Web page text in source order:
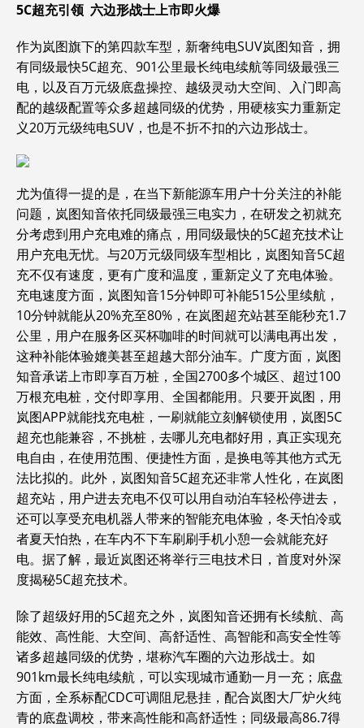
5C超充引领 六边形战士上市即火爆
作为岚图旗下的第四款车型，新奢纯电SUV岚图知音，拥
有同级最快5C超充、901公里最长纯电续航等同级最强三
电，以及百万元级底盘操控、越级灵动大空间、入门即高
配的越级配置等众多超越同级的优势，用硬核实力重新定
义20万元级纯电SUV，也是不折不扣的六边形战士。
尤为值得一提的是，在当下新能源车用户十分关注的补能
问题，岚图知音依托同级最强三电实力，在研发之初就充
分考虑到用户充电难的痛点，用同级最快的5C超充技术让
用户充电无忧。与20万元级同级车型相比，岚图知音5C超
充不仅有速度，更有广度和温度，重新定义了充电体验。
充电速度方面，岚图知音15分钟即可补能515公里续航，
10分钟就能从20%充至80%，在岚图超充站甚至能秒充1.7
公里，用户在服务区买杯咖啡的时间就可以满电再出发，
这种补能体验媲美甚至超越大部分油车。广度方面，岚图
知音承诺上市即享百万桩，全国2700多个城区、超过100
万根充电桩，交付即享用、全国都能用。只要开岚图，用
岚图APP就能找充电桩，一刷就能立刻解锁使用，岚图5C
超充也能兼容，不挑桩，去哪儿充电都好用，真正实现充
电自由，在使用范围、便捷性方面，是换电等其他方式无
法比拟的。此外，岚图知音5C超充还非常人性化，在岚图
超充站，用户进去充电不仅可以用自动泊车轻松停进去，
还可以享受充电机器人带来的智能充电体验，冬天怕冷或
者夏天怕热，在车内不下车刷刷手机小憩一会就能充好
电。据了解，最近岚图还将举行三电技术日，首度对外深
度揭秘5C超充技术。
除了超级好用的5C超充之外，岚图知音还拥有长续航、高
能效、高性能、大空间、高舒适性、高智能和高安全性等
诸多超越同级的优势，堪称汽车圈的六边形战士。如
901km最长纯电续航，可以实现城市通勤一月一充；底盘
方面，全系标配CDC可调阻尼悬挂，配合岚图大厂炉火纯
青的底盘调校，带来高性能和高舒适性；同级最高86.7得